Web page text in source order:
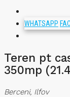
WHATSAPP
Teren pt
350mp
Berceni, Ilfov